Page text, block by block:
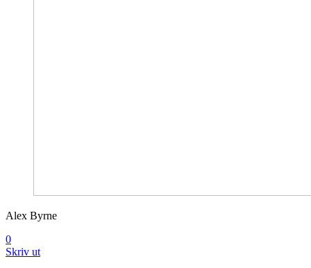
Alex Byrne
0
Skriv ut